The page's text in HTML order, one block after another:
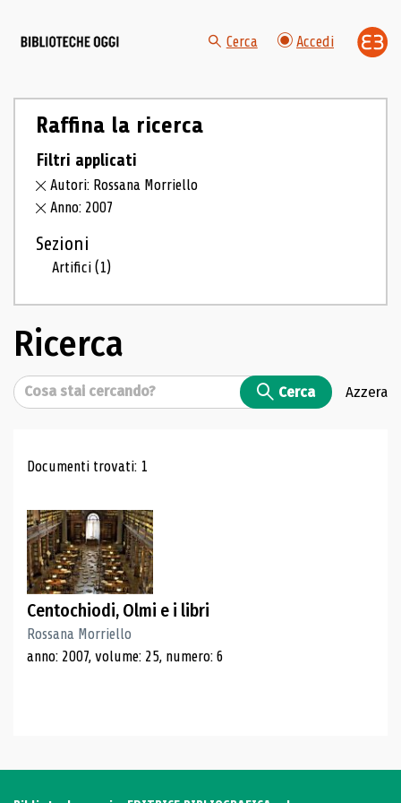
Cerca Accedi
Raffina la ricerca
Filtri applicati
Autori: Rossana Morriello
Anno: 2007
Sezioni
Artifici(1)
Ricerca
Cerca Cerca Azzera
Risultati di ricerca
Documenti trovati: 1
Centochiodi, Olmi e i libri
Rossana Morriello
anno: 2007, volume: 25, numero: 6